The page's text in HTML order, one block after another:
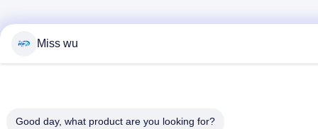
Miss wu
Good day, what product are you looking for?